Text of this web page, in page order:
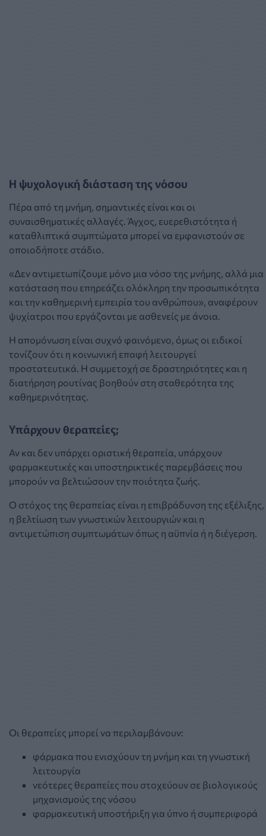
Η ψυχολογική διάσταση της νόσου
Πέρα από τη μνήμη, σημαντικές είναι και οι
συναισθηματικές αλλαγές. Άγχος, ευερεθιστότητα ή
καταθλιπτικά συμπτώματα μπορεί να εμφανιστούν σε
οποιοδήποτε στάδιο.
«Δεν αντιμετωπίζουμε μόνο μια νόσο της μνήμης, αλλά μια
κατάσταση που επηρεάζει ολόκληρη την προσωπικότητα
και την καθημερινή εμπειρία του ανθρώπου», αναφέρουν
ψυχίατροι που εργάζονται με ασθενείς με άνοια.
Η απομόνωση είναι συχνό φαινόμενο, όμως οι ειδικοί
τονίζουν ότι η κοινωνική επαφή λειτουργεί
προστατευτικά. Η συμμετοχή σε δραστηριότητες και η
διατήρηση ρουτίνας βοηθούν στη σταθερότητα της
καθημερινότητας.
Υπάρχουν θεραπείες;
Αν και δεν υπάρχει οριστική θεραπεία, υπάρχουν
φαρμακευτικές και υποστηρικτικές παρεμβάσεις που
μπορούν να βελτιώσουν την ποιότητα ζωής.
Ο στόχος της θεραπείας είναι η επιβράδυνση της εξέλιξης,
η βελτίωση των γνωστικών λειτουργιών και η
αντιμετώπιση συμπτωμάτων όπως η αϋπνία ή η διέγερση.
Οι θεραπείες μπορεί να περιλαμβάνουν:
φάρμακα που ενισχύουν τη μνήμη και τη γνωστική
λειτουργία
νεότερες θεραπείες που στοχεύουν σε βιολογικούς
μηχανισμούς της νόσου
φαρμακευτική υποστήριξη για ύπνο ή συμπεριφορά